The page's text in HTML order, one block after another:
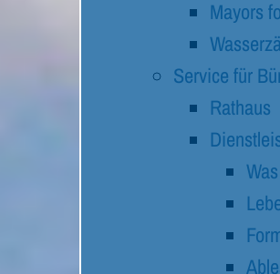
Mayors
Service für
Rathaus